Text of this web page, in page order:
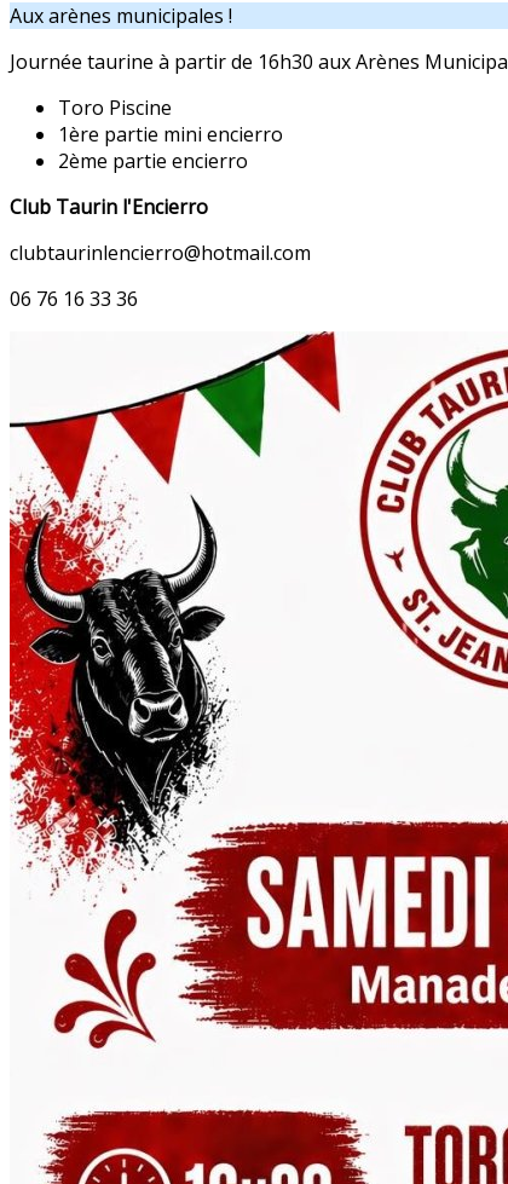
Aux arènes municipales !
Journée taurine à partir de 16h30 aux Arènes
Toro Piscine
1ère partie mini encierro
2ème partie encierro
Club Taurin l'Encierro
clubtaurinlencierro@hotmail.com
06 76 16 33 36